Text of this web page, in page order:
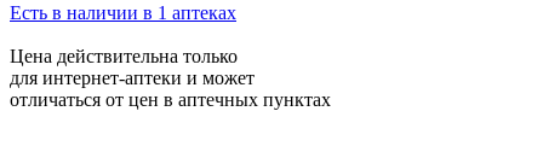
Есть в наличии в 1 аптеках
Цена действительна только
для интернет-аптеки и может
отличаться от цен в аптечных пунктах